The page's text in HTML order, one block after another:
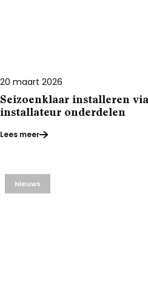
20 maart 2026
Seizoenklaar installeren
installateur onderdelen
Lees meer
Nieuws